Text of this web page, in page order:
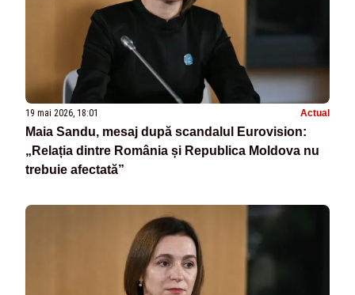
19 mai 2026, 18:01 Actual
Maia Sandu, mesaj după scandalul Eurovision:
„Relația dintre România și Republica Moldova nu
trebuie afectată”